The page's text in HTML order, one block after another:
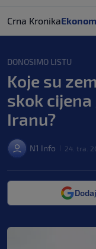
Crna Kronika
DONOSIMO LISTU
Koje su
skok
Iranu?
N1 Info 24. tra.